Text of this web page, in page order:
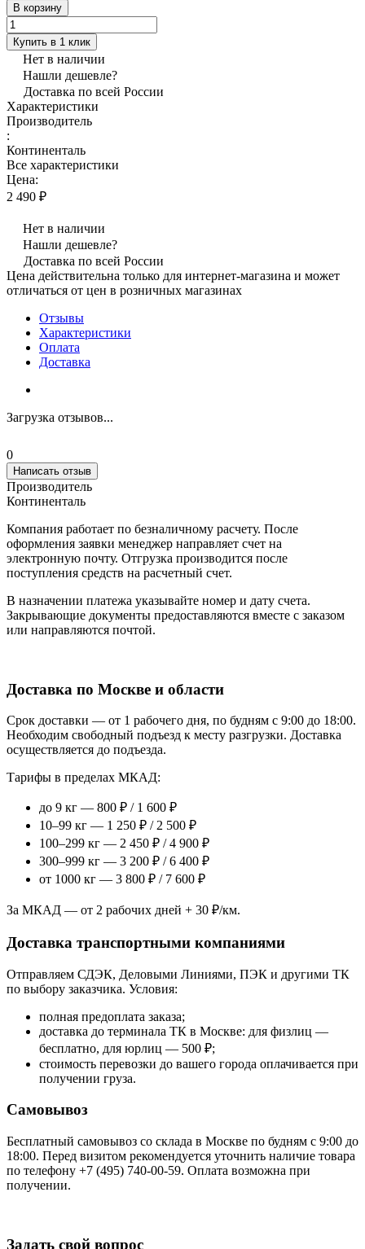
В корзину
Купить в 1 клик
Нет в наличии
Нашли дешевле?
Доставка по всей России
Характеристики
Производитель
:
Континенталь
Все характеристики
Цена:
2 490 ₽
Нет в наличии
Нашли дешевле?
Доставка по всей России
Цена действительна только для интернет-магазина и может
отличаться от цен в розничных магазинах
Отзывы
Характеристики
Оплата
Доставка
Загрузка отзывов...
0
Написать отзыв
Производитель
Континенталь
Компания работает по безналичному расчету. После
оформления заявки менеджер направляет счет на
электронную почту. Отгрузка производится после
поступления средств на расчетный счет.
В назначении платежа указывайте номер и дату счета.
Закрывающие документы предоставляются вместе с заказом
или направляются почтой.
Доставка по Москве и области
Срок доставки — от 1 рабочего дня, по будням с 9:00 до 18:00.
Необходим свободный подъезд к месту разгрузки. Доставка
осуществляется до подъезда.
Тарифы в пределах МКАД:
до 9 кг — 800 ₽ / 1 600 ₽
10–99 кг — 1 250 ₽ / 2 500 ₽
100–299 кг — 2 450 ₽ / 4 900 ₽
300–999 кг — 3 200 ₽ / 6 400 ₽
от 1000 кг — 3 800 ₽ / 7 600 ₽
За МКАД — от 2 рабочих дней + 30 ₽/км.
Доставка транспортными компаниями
Отправляем СДЭК, Деловыми Линиями, ПЭК и другими ТК
по выбору заказчика. Условия:
полная предоплата заказа;
доставка до терминала ТК в Москве: для физлиц —
бесплатно, для юрлиц — 500 ₽;
стоимость перевозки до вашего города оплачивается при
получении груза.
Самовывоз
Бесплатный самовывоз со склада в Москве по будням с 9:00 до
18:00. Перед визитом рекомендуется уточнить наличие товара
по телефону +7 (495) 740-00-59. Оплата возможна при
получении.
Задать свой вопрос